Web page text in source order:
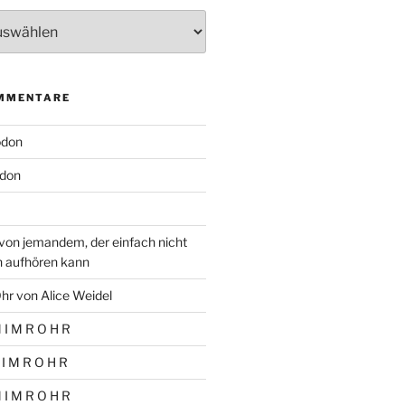
jemandem, der einfach nicht
aufhören kann
von Alice Weidel
I M R O H R
M R O H R
I M R O H R